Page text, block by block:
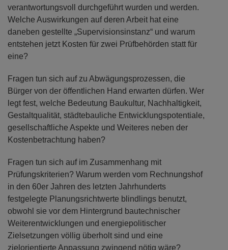
verantwortungsvoll durchgeführt wurden und werden.
Welche Auswirkungen auf deren Arbeit hat eine
daneben gestellte „Supervisionsinstanz“ und warum
entstehen jetzt Kosten für zwei Prüfbehörden statt für
eine?
Fragen tun sich auf zu Abwägungsprozessen, die
Bürger von der öffentlichen Hand erwarten dürfen. Wer
legt fest, welche Bedeutung Baukultur, Nachhaltigkeit,
Gestaltqualität, städtebauliche Entwicklungspotentiale,
gesellschaftliche Aspekte und Weiteres neben der
Kostenbetrachtung haben?
Fragen tun sich auf im Zusammenhang mit
Prüfungskriterien? Warum werden vom Rechnungshof
in den 60er Jahren des letzten Jahrhunderts
festgelegte Planungsrichtwerte blindlings benutzt,
obwohl sie vor dem Hintergrund bautechnischer
Weiterentwicklungen und energiepolitischer
Zielsetzungen völlig überholt sind und eine
zielorientierte Anpassung zwingend nötig wäre?